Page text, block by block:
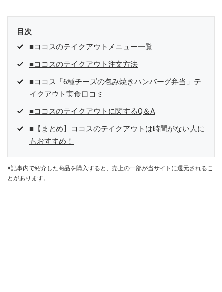
目次
■ココスのテイクアウトメニュー一覧
■ココスのテイクアウト注文方法
■ココス「6種チーズの包み焼きハンバーグ弁当」テ
イクアウト実食口コミ
■ココスのテイクアウトに関するQ＆A
■【まとめ】ココスのテイクアウトは時間がない人に
もおすすめ！
※記事内で紹介した商品を購入すると、売上の一部が当サイトに還元されるこ
とがあります。